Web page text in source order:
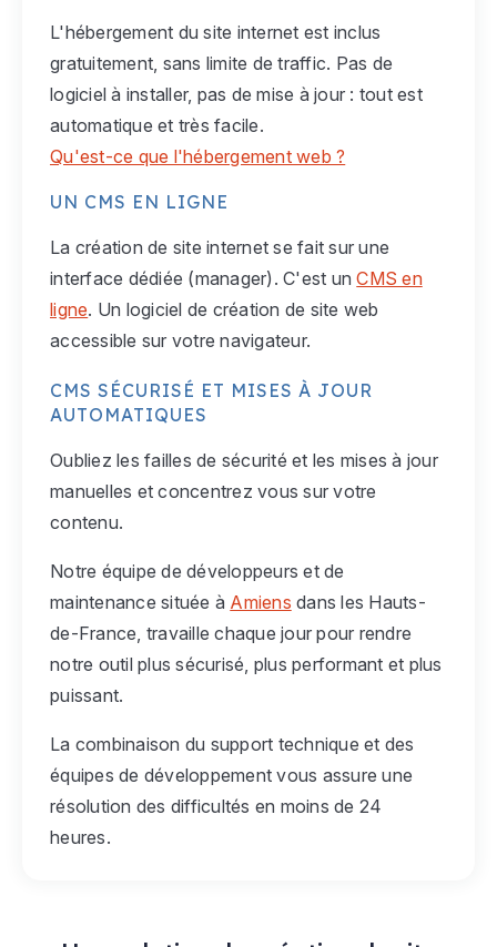
L'hébergement du site internet est inclus
gratuitement, sans limite de traffic. Pas de
logiciel à installer, pas de mise à jour : tout est
automatique et très facile.
Qu'est-ce que l'hébergement web ?
UN CMS EN LIGNE
La création de site internet se fait sur une
interface dédiée (manager). C'est unCMS en
ligne. Un logiciel de création de site web
accessible sur votre navigateur.
CMS SÉCURISÉ ET MISES À JOUR
AUTOMATIQUES
Oubliez les failles de sécurité et les mises à jour
manuelles et concentrez vous sur votre
contenu.
Notre équipe de développeurs et de
maintenance située à Amiens dans les Hauts-
de-France, travaille chaque jour pour rendre
notre outil plus sécurisé, plus performant et plus
puissant.
La combinaison du support technique et des
équipes de développement vous assure une
résolution des difficultés en moins de 24
heures.